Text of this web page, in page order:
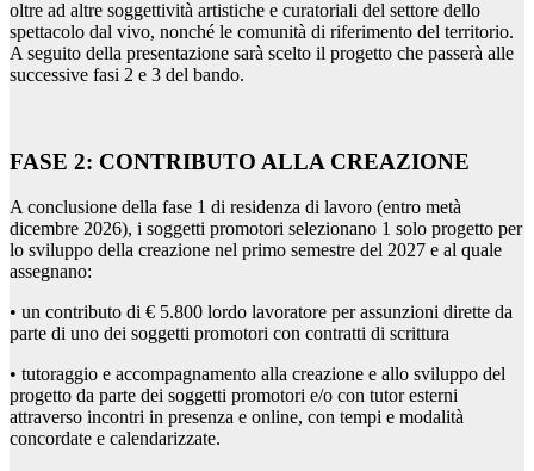
oltre ad altre soggettività artistiche e curatoriali del settore dello
spettacolo dal vivo, nonché le comunità di riferimento del territorio.
A seguito della presentazione sarà scelto il progetto che passerà alle
successive fasi 2 e 3 del bando.
FASE 2: CONTRIBUTO ALLA CREAZIONE
A conclusione della fase 1 di residenza di lavoro (entro metà
dicembre 2026), i soggetti promotori selezionano 1 solo progetto per
lo sviluppo della creazione nel primo semestre del 2027 e al quale
assegnano:
• un contributo di € 5.800 lordo lavoratore per assunzioni dirette da
parte di uno dei soggetti promotori con contratti di scrittura
• tutoraggio e accompagnamento alla creazione e allo sviluppo del
progetto da parte dei soggetti promotori e/o con tutor esterni
attraverso incontri in presenza e online, con tempi e modalità
concordate e calendarizzate.